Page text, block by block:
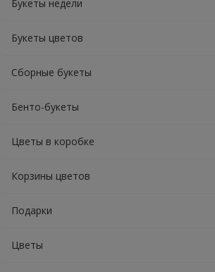
Букеты недели
Букеты цветов
Сборные букеты
Бенто-букеты
Цветы в коробке
Корзины цветов
Подарки
Цветы